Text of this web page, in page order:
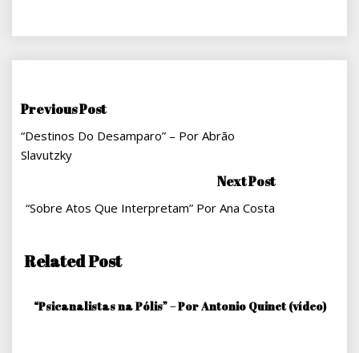
Navegação
De
Previous Post
“Destinos Do Desamparo” – Por Abrão
Slavutzky
Next Post
“Sobre Atos Que Interpretam” Por Ana Costa
Related Post
“Psicanalistas na Pólis” – Por Antonio Quinet (vídeo)